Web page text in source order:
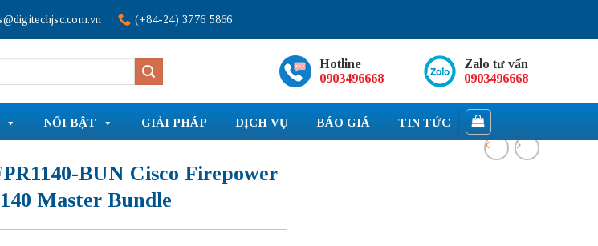
(+84-24) 3776 5866
Hotline
0903496668
Zalo tư vấn
0903496668
NỔI BẬT GIẢI PHÁP DỊCH VỤ BÁO GIÁ TIN TỨC
BUN Cisco Firepower
Master Bundle